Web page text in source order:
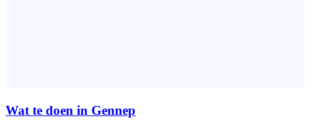
Wat te doen in Gennep